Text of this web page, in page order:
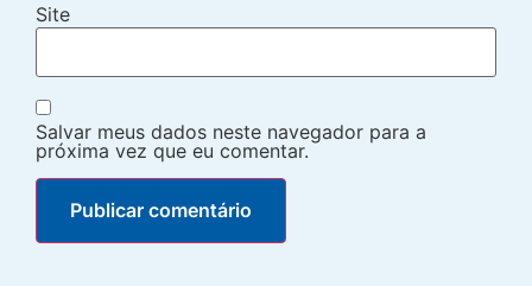
Site
Salvar meus dados neste navegador para a
próxima vez que eu comentar.